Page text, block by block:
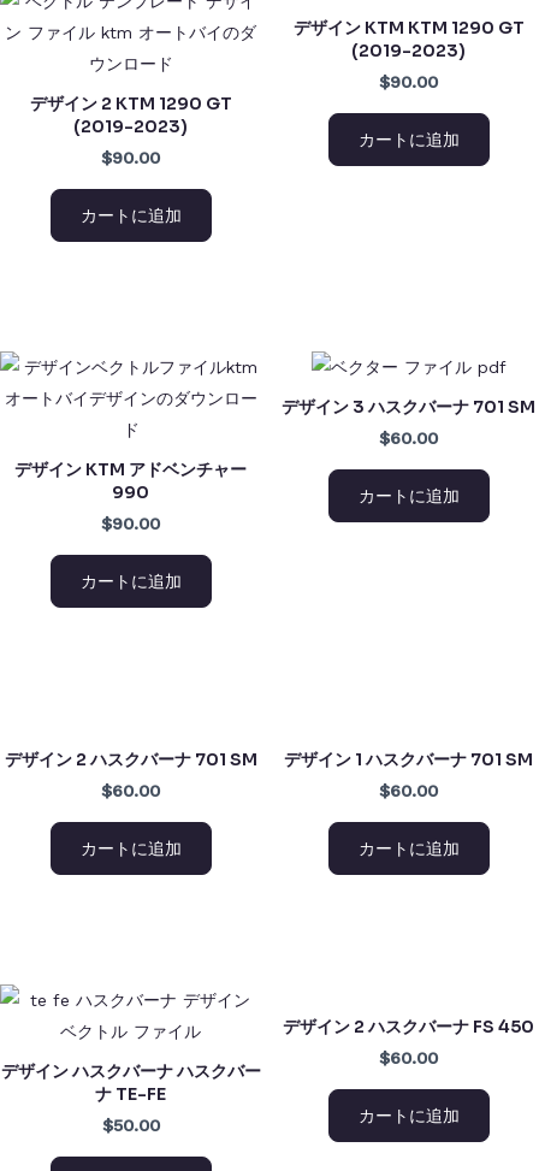
デザイン 2 KTM 1290 GT
(2019-2023)
$90.00
カートに追加
デザイン KTM KTM 1290 GT
(2019-2023)
$90.00
カートに追加
デザイン KTM アドベンチャー
990
$90.00
カートに追加
デザイン 3 ハスクバーナ 701 SM
$60.00
カートに追加
デザイン 2 ハスクバーナ 701 SM
$60.00
カートに追加
デザイン 1 ハスクバーナ 701 SM
$60.00
カートに追加
デザイン ハスクバーナ ハスクバー
ナ TE-FE
$50.00
デザイン 2 ハスクバーナ FS 450
$60.00
カートに追加